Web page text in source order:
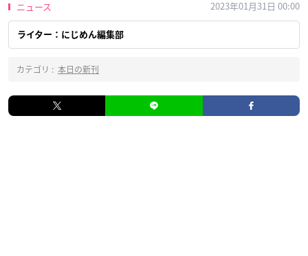
ニュース 2023年01月31日 00:00
ライター：にじめん編集部
カテゴリ : 本日の新刊